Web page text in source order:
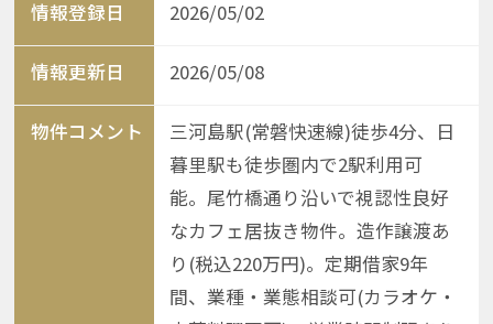
情報登録日 2026/05/02
情報更新日 2026/05/08
物件コメント
三河島駅(常磐快速線)徒歩4分、日
暮里駅も徒歩圏内で2駅利用可
能。尾竹橋通り沿いで視認性良好
なカフェ居抜き物件。造作譲渡あ
り(税込220万円)。定期借家9年
間、業種・業態相談可(カラオケ・